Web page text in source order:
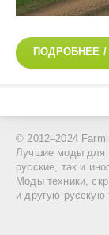
ПОДРОБНЕЕ /
© 2012–2024
Лучшие моды для
русские, так и
Моды техники,
и другую русскую